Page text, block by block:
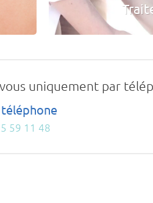
uniquement par
59 11 48